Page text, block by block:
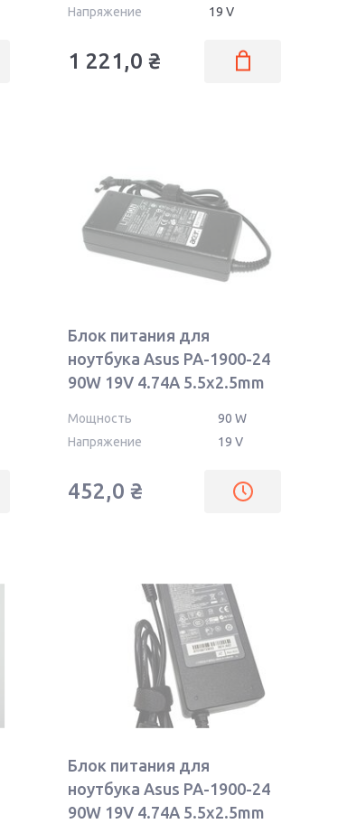
Напряжение
19 V
1 221,0 ₴
Блок питания для
ноутбука Asus PA-1900-24
90W 19V 4.74A 5.5x2.5mm
Мощность
90 W
Напряжение
19 V
452,0 ₴
Блок питания для
ноутбука Asus PA-1900-24
90W 19V 4.74A 5.5x2.5mm